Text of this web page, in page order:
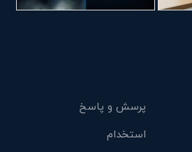
پرسش و پاسخ
استخدام